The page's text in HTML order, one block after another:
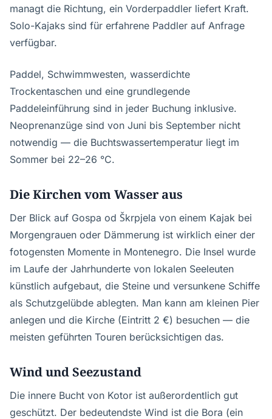
managt die Richtung, ein Vorderpaddler liefert Kraft.
Solo-Kajaks sind für erfahrene Paddler auf Anfrage
verfügbar.
Paddel, Schwimmwesten, wasserdichte
Trockentaschen und eine grundlegende
Paddeleinführung sind in jeder Buchung inklusive.
Neoprenanzüge sind von Juni bis September nicht
notwendig — die Buchtswassertemperatur liegt im
Sommer bei 22–26 °C.
Die Kirchen vom Wasser aus
Der Blick auf Gospa od Škrpjela von einem Kajak bei
Morgengrauen oder Dämmerung ist wirklich einer der
fotogensten Momente in Montenegro. Die Insel wurde
im Laufe der Jahrhunderte von lokalen Seeleuten
künstlich aufgebaut, die Steine und versunkene Schiffe
als Schutzgelübde ablegten. Man kann am kleinen Pier
anlegen und die Kirche (Eintritt 2 €) besuchen — die
meisten geführten Touren berücksichtigen das.
Wind und Seezustand
Die innere Bucht von Kotor ist außerordentlich gut
geschützt. Der bedeutendste Wind ist die Bora (ein